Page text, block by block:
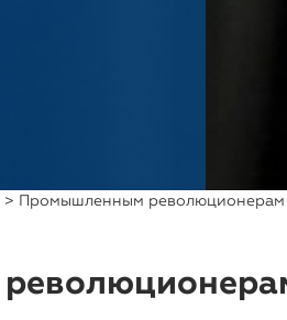
> Промышленным революционерам